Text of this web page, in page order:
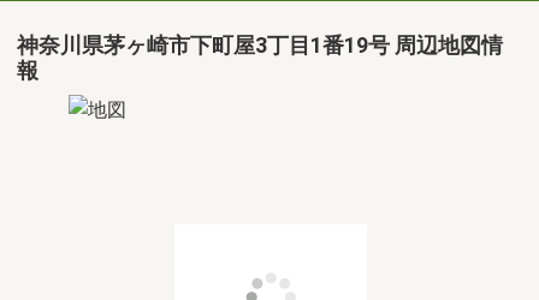
神奈川県茅ヶ崎市下町屋3丁目1番19号 周辺地図情
報